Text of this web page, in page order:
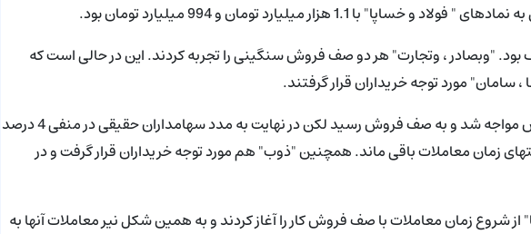
هزار میلیارد تومان و 994 میلیارد تومان بود.
"وبصادر ، وتجارت" هر دو صف فروش سنگینی را تجربه کردند. این در حالی است که
مورد توجه خریداران قرار گرفتند.
در گروه فلزات، "فولاد" در ابتدا با فشار فروش مواجه شد و به صف فروش رسید لکن در نهایت به مدد سهامداران حقیقی در منفی 4 درصد
زمان معاملات باقی ماند. همچنین "ذوب" هم مورد توجه خریداران قرار گرفت و در
از شروع زمان معاملات با صف فروش کار را آغاز کردند و به همین شکل نیر معاملات آنها به